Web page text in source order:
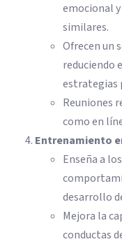
emocional
similares.
Ofrecen un
reduciendo
estrategias
Reuniones
como en
Entrenamiento
Enseña a
desarrollo
Mejora la
conductas